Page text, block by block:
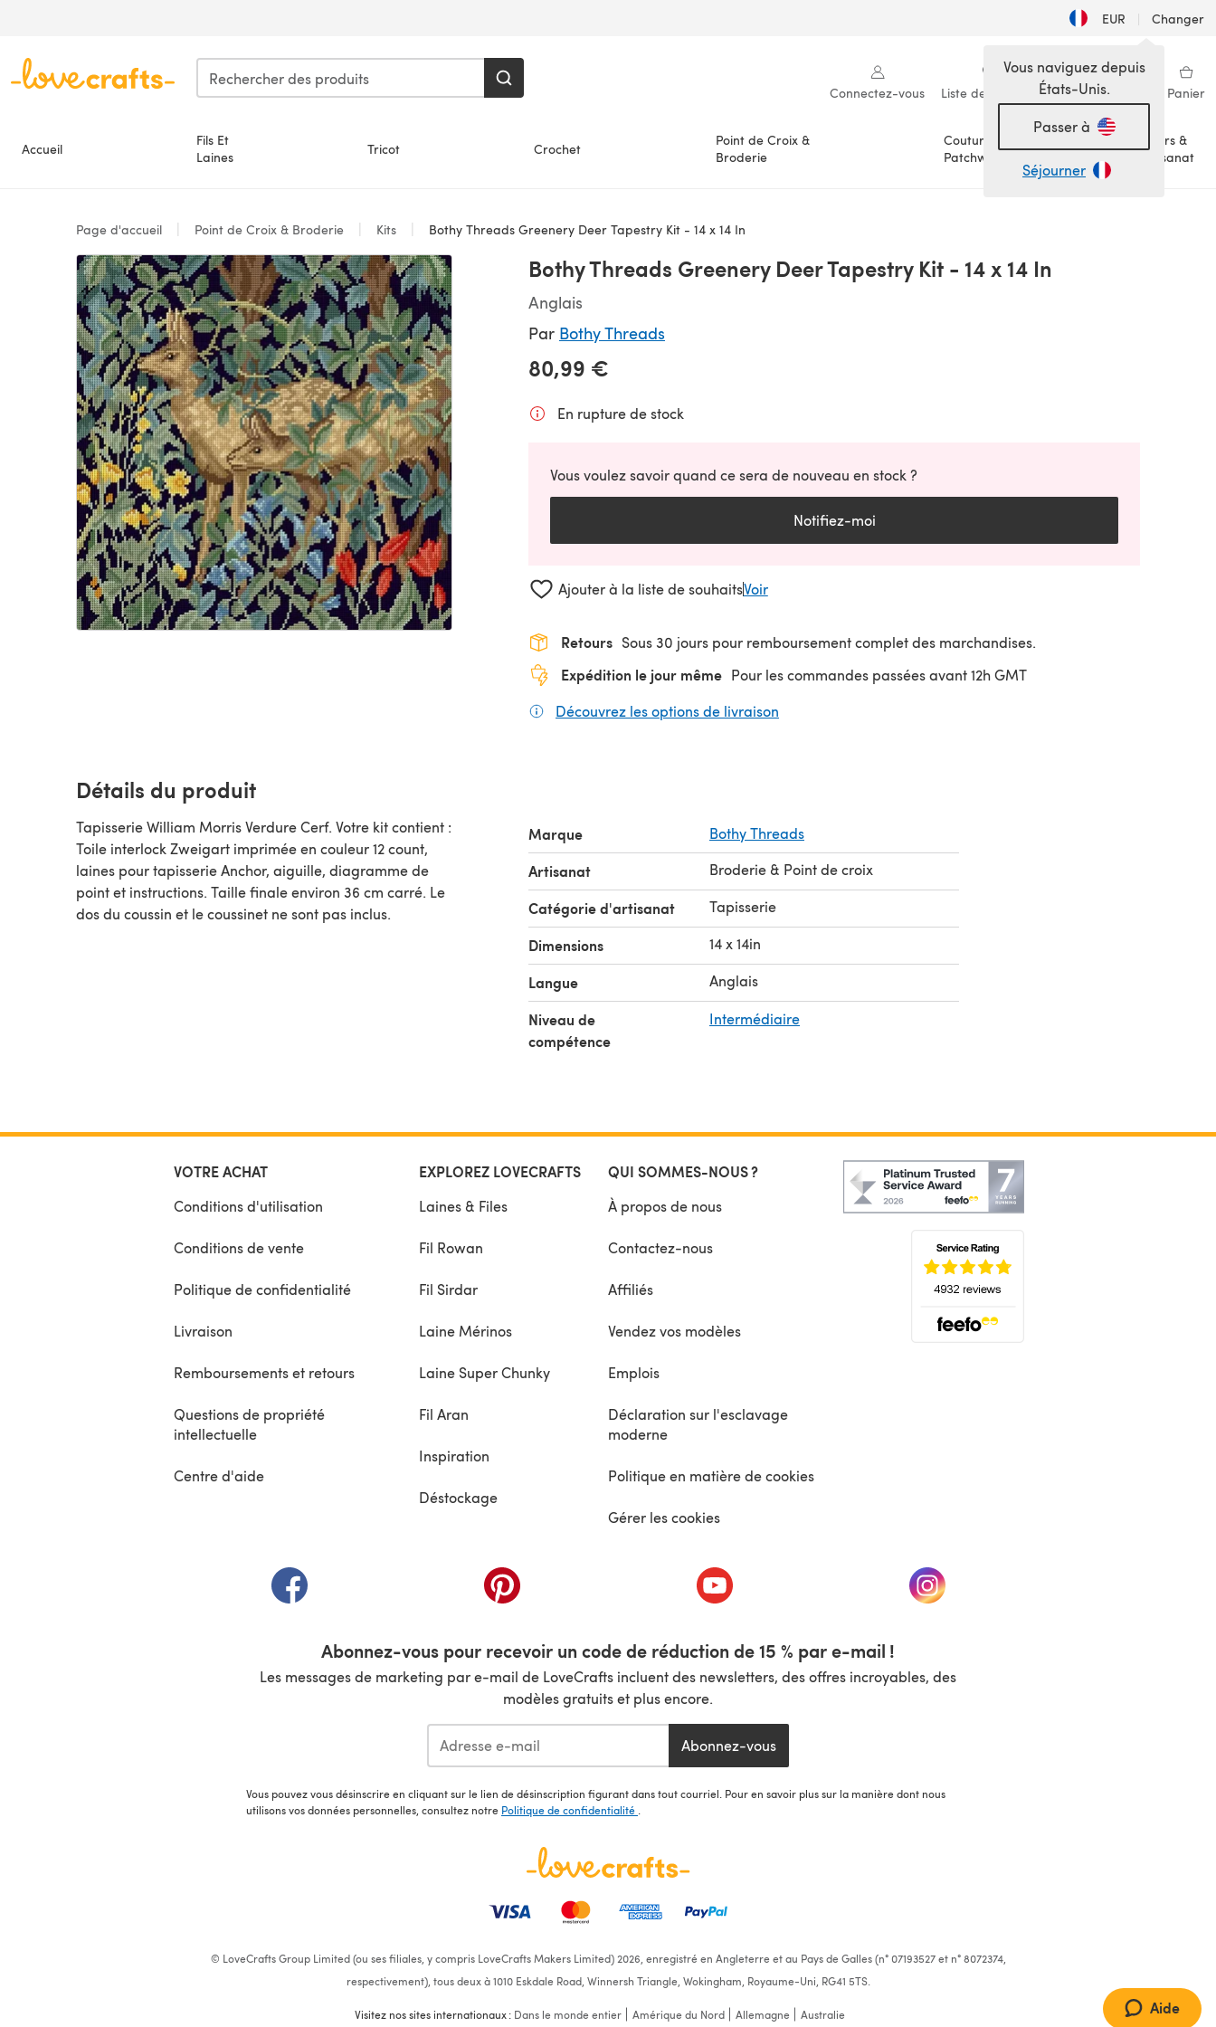
EUR | Changer
Connectez-vous Liste de souhaits Ma bibliothèque Panier
Accueil
Fils Et
Laines
Tricot Crochet
Point de Croix &
Broderie
Couture &
Patchwork
Loisirs &
Artisanat
Vous naviguez depuis
États-Unis.
Passer à
Séjourner
Page d'accueil Point de Croix & Broderie Kits Bothy Threads Greenery Deer Tapestry Kit - 14 x 14 In
Bothy Threads Greenery Deer Tapestry Kit - 14 x 14 In
Anglais
Par Bothy Threads
80,99 €
En rupture de stock
Vous voulez savoir quand ce sera de nouveau en stock ?
Notifiez-moi
Ajouter à la liste de souhaitsVoir
Retours Sous 30 jours pour remboursement complet des marchandises.
Expédition le jour même Pour les commandes passées avant 12h GMT
Découvrez les options de livraison
Détails du produit
Tapisserie William Morris Verdure Cerf. Votre kit contient :
Toile interlock Zweigart imprimée en couleur 12 count,
laines pour tapisserie Anchor, aiguille, diagramme de
point et instructions. Taille finale environ 36 cm carré. Le
dos du coussin et le coussinet ne sont pas inclus.
Marque Bothy Threads
Artisanat Broderie & Point de croix
Catégorie d'artisanat Tapisserie
Dimensions 14 x 14in
Langue Anglais
Niveau de
compétence
Intermédiaire
VOTRE ACHAT
Conditions d'utilisation
Conditions de vente
Politique de confidentialité
Livraison
Remboursements et retours
Questions de propriété
intellectuelle
Centre d'aide
EXPLOREZ LOVECRAFTS
Laines & Files
Fil Rowan
Fil Sirdar
Laine Mérinos
Laine Super Chunky
Fil Aran
Inspiration
Déstockage
QUI SOMMES-NOUS ?
À propos de nous
Contactez-nous
Affiliés
Vendez vos modèles
Emplois
Déclaration sur l'esclavage
moderne
Politique en matière de cookies
Gérer les cookies
(s'ouvre dans un nouvel onglet) (s'ouvre dans un nouvel onglet) (s'ouvre dans un nouvel onglet) (s'ouvre dans un nouvel onglet)
Abonnez-vous pour recevoir un code de réduction de 15 % par e-mail !
Les messages de marketing par e-mail de LoveCrafts incluent des newsletters, des offres incroyables, des
modèles gratuits et plus encore.
Abonnez-vous
Vous pouvez vous désinscrire en cliquant sur le lien de désinscription figurant dans tout courriel. Pour en savoir plus sur la manière dont nous
utilisons vos données personnelles, consultez notre Politique de confidentialité
© LoveCrafts Group Limited (ou ses filiales, y compris LoveCrafts Makers Limited) 2026, enregistré en Angleterre et au Pays de Galles (n° 07193527 et n° 8072374,
respectivement), tous deux à 1010 Eskdale Road, Winnersh Triangle, Wokingham, Royaume-Uni, RG41 5TS.
Visitez nos sites internationaux : Dans le monde entier Amérique du Nord Allemagne Australie Aide